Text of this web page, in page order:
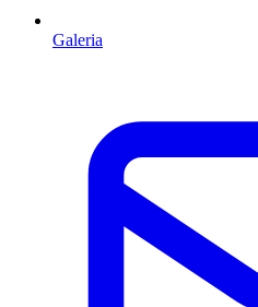
Galeria